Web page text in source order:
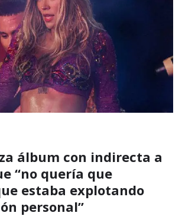
álbum con indirecta a
“no quería que
estaba explotando
personal”